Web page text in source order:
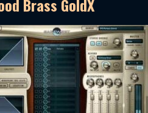
Brass GoldX